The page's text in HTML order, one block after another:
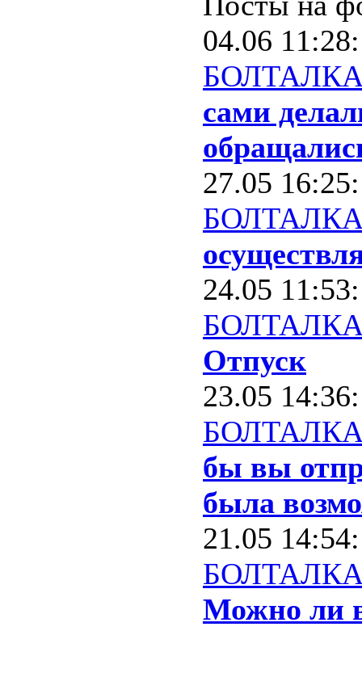
04.06 11:28
сами
27.05 16:25
24.05 11:53
Отпуск
23.05 14:36
бы вы
была
21.05 14:54
Можно ли